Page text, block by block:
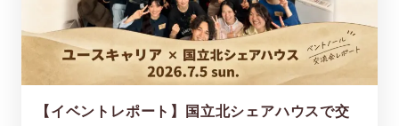
【イベントレポート】国立北シェアハウスで交